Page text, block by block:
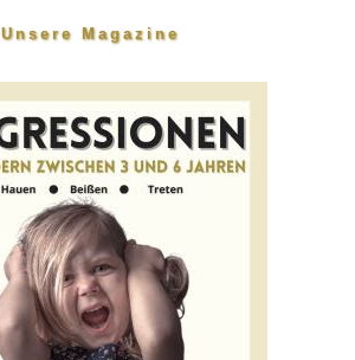
Unsere Magazine